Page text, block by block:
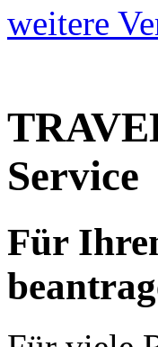
weitere
Service
Für